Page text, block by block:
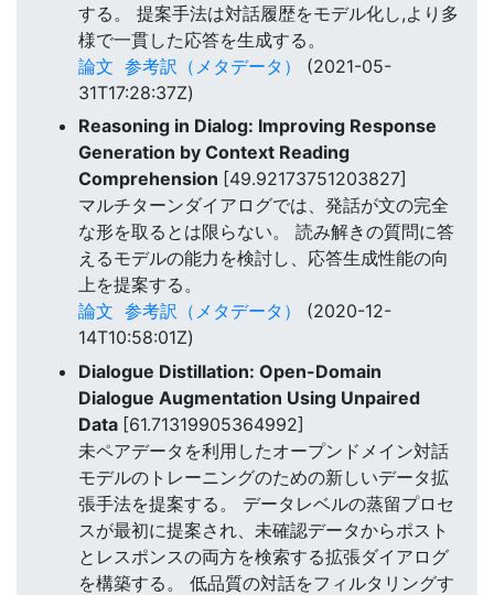
する。 提案手法は対話履歴をモデル化し,より多
様で一貫した応答を生成する。
論文 参考訳（メタデータ）
(2021-05-
31T17:28:37Z)
Reasoning in Dialog: Improving Response
Generation by Context Reading
Comprehension [49.92173751203827]
マルチターンダイアログでは、発話が文の完全
な形を取るとは限らない。 読み解きの質問に答
えるモデルの能力を検討し、応答生成性能の向
上を提案する。
論文 参考訳（メタデータ）
(2020-12-
14T10:58:01Z)
Dialogue Distillation: Open-Domain
Dialogue Augmentation Using Unpaired
Data [61.71319905364992]
未ペアデータを利用したオープンドメイン対話
モデルのトレーニングのための新しいデータ拡
張手法を提案する。 データレベルの蒸留プロセ
スが最初に提案され、未確認データからポスト
とレスポンスの両方を検索する拡張ダイアログ
を構築する。 低品質の対話をフィルタリングす